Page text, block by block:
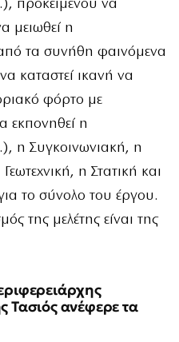
προκειμένου να
μειωθεί η
τα συνήθη φαινόμενα
καταστεί ικανή να
φόρτο με
εκπονηθεί η
η Συγκοινωνιακή, η
η Στατική και
το σύνολο του έργου.
της μελέτης είναι της
Τασιός ανέφερε τα